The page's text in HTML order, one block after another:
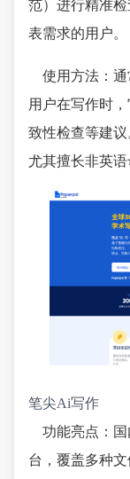
范）进行精准
表需求的用户。
使用方法：通
用户在写作时
致性检查等建议
尤其擅长非英语
笔尖Ai写作
功能亮点：
台，覆盖多种